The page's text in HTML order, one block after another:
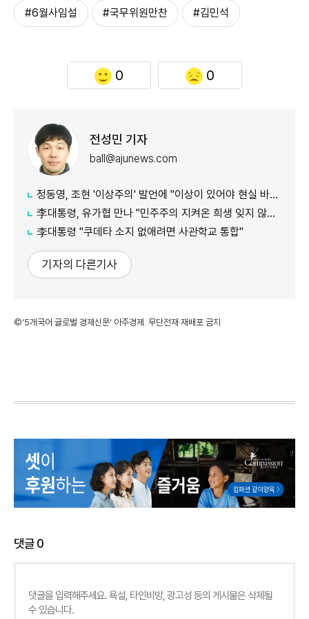
#6월사임설 #국무위원만찬 #김민석
0 0
전성민 기자
ball@ajunews.com
정동영, 조현 '이상주의' 발언에 "이상이 있어야 현실 바꿔"
李대통령, 유가협 만나 "민주주의 지켜온 희생 잊지 않겠다"
李대통령 "쿠데타 소지 없애려면 사관학교 통합"
기자의 다른기사
©'5개국어 글로벌 경제신문' 아주경제. 무단전재·재배포 금지
댓글0